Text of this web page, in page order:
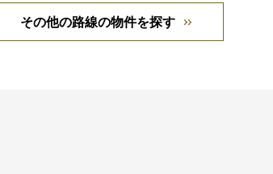
その他の路線の物件を探す